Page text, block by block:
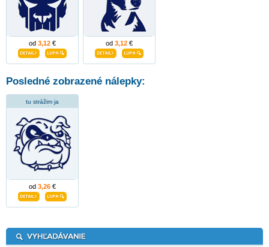
od 3,12 € od 3,12 €
Posledné zobrazené nálepky:
tu strážim ja
od 3,26 €